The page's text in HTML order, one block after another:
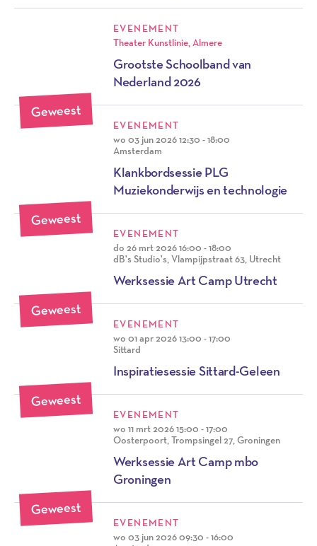
EVENEMENT
Theater Kunstlinie, Almere
Grootste Schoolband van
Nederland 2026
Geweest
EVENEMENT
wo 03 jun 202612:30 - 18:00
Amsterdam
Klankbordsessie PLG
Muziekonderwijs en technologie
Geweest
EVENEMENT
do 26 mrt 202616:00 - 18:00
dB's Studio's, Vlampijpstraat 63, Utrecht
Werksessie Art Camp Utrecht
Geweest
EVENEMENT
wo 01 apr 202613:00 - 17:00
Sittard
Inspiratiesessie Sittard-Geleen
Geweest
EVENEMENT
wo 11 mrt 202615:00 - 17:00
Oosterpoort, Trompsingel 27, Groningen
Werksessie Art Camp mbo
Groningen
Geweest
EVENEMENT
wo 03 jun 202609:30 - 16:00